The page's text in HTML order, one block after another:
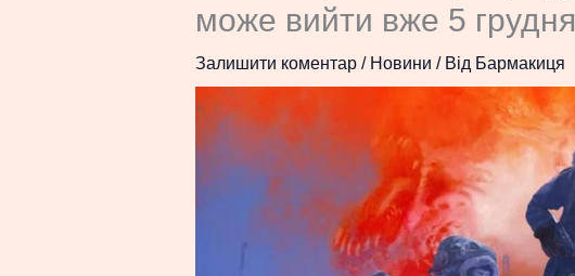
може вийти вже 5 грудня
Залишити коментар / Новини / Від Бармакиця